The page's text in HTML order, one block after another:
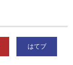
はてブ